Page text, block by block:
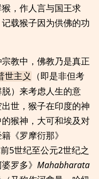
，作人言与国王求
载猴子因为供佛的功
教中，佛教乃是真正
世主义
（即是非但考
）来考虑人生的意
世，猴子在印度的神
猴神，大可和埃及对
《罗摩衍那》
5世纪至公元2世纪之
罗多》 Mahabharata